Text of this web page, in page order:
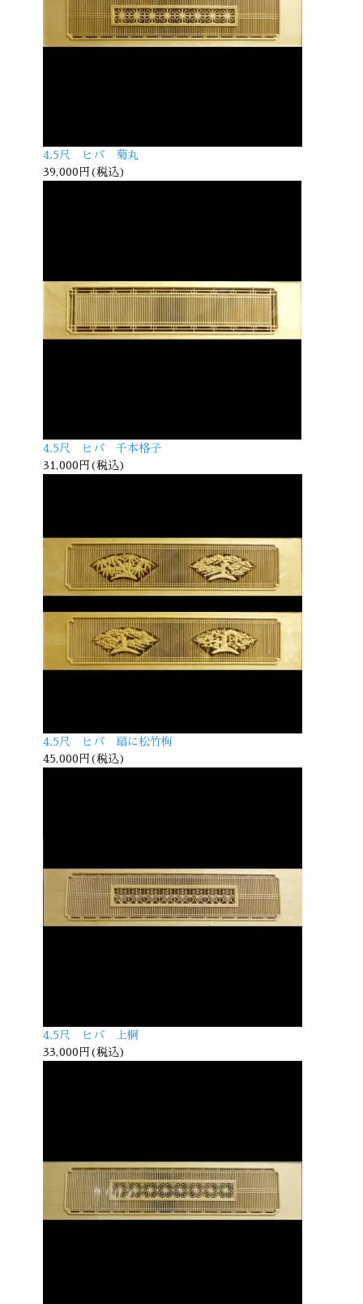
4.5尺 ヒバ 菊丸
39,000円(税込)
4.5尺 ヒバ 千本格子
31,000円(税込)
4.5尺 ヒバ 扇に松竹梅
45,000円(税込)
4.5尺 ヒバ 上桐
33,000円(税込)